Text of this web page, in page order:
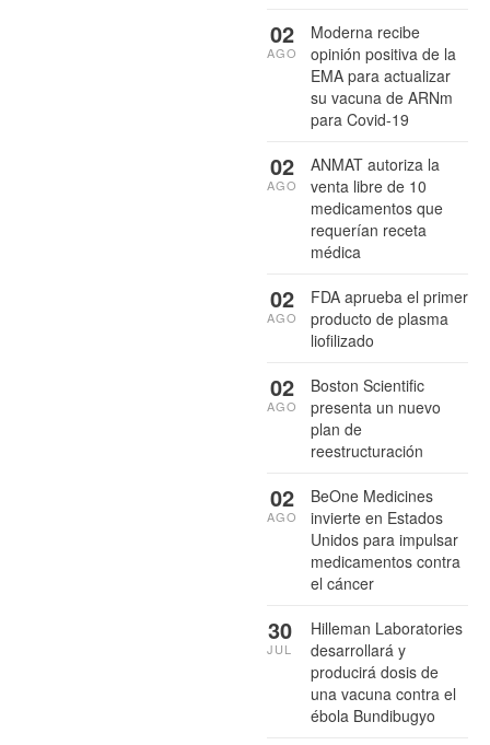
Moderna recibe
opinión positiva de la
EMA para actualizar
su vacuna de ARNm
para Covid-19
02
AGO
ANMAT autoriza la
venta libre de 10
medicamentos que
requerían receta
médica
02
AGO
FDA aprueba el primer
producto de plasma
liofilizado
02
AGO
Boston Scientific
presenta un nuevo
plan de
reestructuración
02
AGO
BeOne Medicines
invierte en Estados
Unidos para impulsar
medicamentos contra
el cáncer
02
AGO
Hilleman Laboratories
desarrollará y
producirá dosis de
una vacuna contra el
ébola Bundibugyo
30
JUL